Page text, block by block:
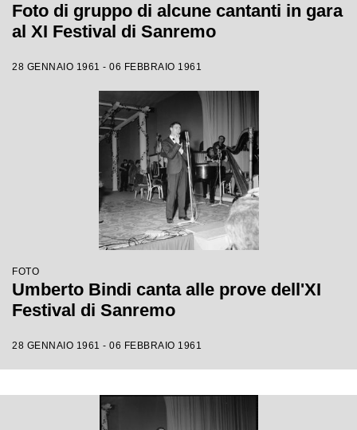
Foto di gruppo di alcune cantanti in gara
al XI Festival di Sanremo
28 GENNAIO 1961 - 06 FEBBRAIO 1961
FOTO
Umberto Bindi canta alle prove dell'XI
Festival di Sanremo
28 GENNAIO 1961 - 06 FEBBRAIO 1961